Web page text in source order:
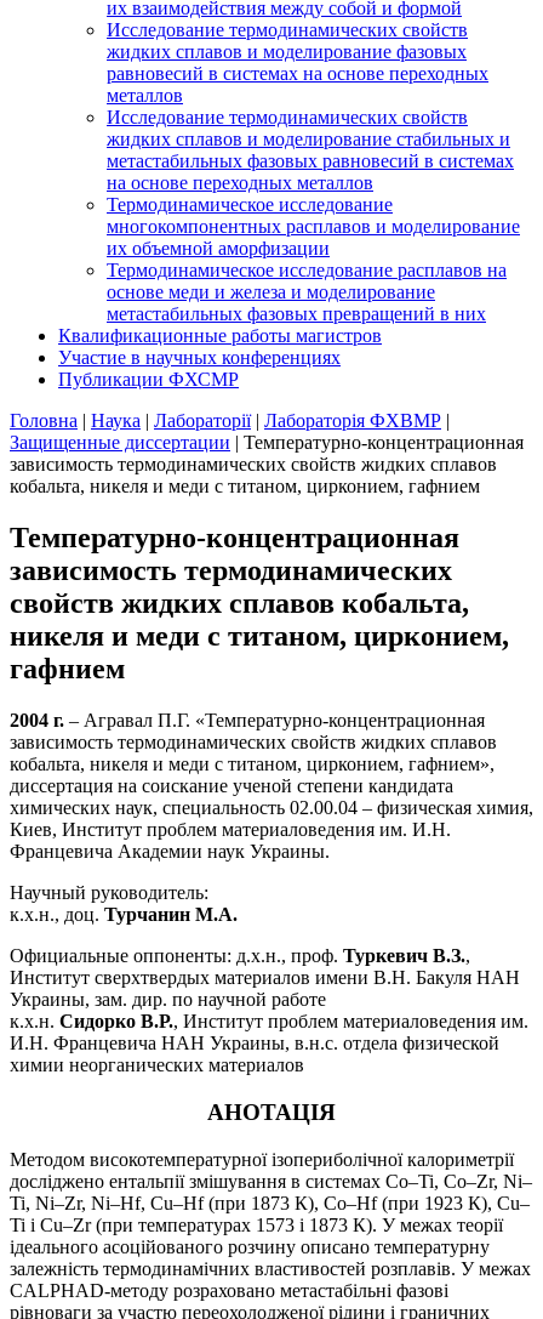
их взаимодействия между собой и формой
Исследование термодинамических свойств
жидких сплавов и моделирование фазовых
равновесий в системах на основе переходных
металлов
Исследование термодинамических свойств
жидких сплавов и моделирование стабильных и
метастабильных фазовых равновесий в системах
на основе переходных металлов
Термодинамическое исследование
многокомпонентных расплавов и моделирование
их объемной аморфизации
Термодинамическое исследование расплавов на
основе меди и железа и моделирование
метастабильных фазовых превращений в них
Квалификационные работы магистров
Участие в научных конференциях
Публикации ФХСМР
Головна | Наука | Лабораторії| Лабораторія ФХВМР |
Защищенные диссертации | Температурно-концентрационная
зависимость термодинамических свойств жидких сплавов
кобальта, никеля и меди с титаном, цирконием, гафнием
Температурно-концентрационная
зависимость термодинамических
свойств жидких сплавов кобальта,
никеля и меди с титаном, цирконием,
гафнием
2004 г. – Агравал П.Г. «Температурно-концентрационная
зависимость термодинамических свойств жидких сплавов
кобальта, никеля и меди с титаном, цирконием, гафнием»,
диссертация на соискание ученой степени кандидата
химических наук, специальность 02.00.04 – физическая химия,
Киев, Институт проблем материаловедения им. И.Н.
Францевича Академии наук Украины.
Научный руководитель:
к.х.н., доц. Турчанин М.А.
Официальные оппоненты: д.х.н., проф. Туркевич В.З.,
Институт сверхтвердых материалов имени В.Н. Бакуля НАН
Украины, зам. дир. по научной работе
к.х.н. Сидорко В.Р., Институт проблем материаловедения им.
И.Н. Францевича НАН Украины, в.н.с. отдела физической
химии неорганических материалов
АНОТАЦІЯ
Методом високотемпературної ізопериболічної калориметрії
досліджено ентальпії змішування в системах Co–Ti, Co–Zr, Ni–
Ti, Ni–Zr, Ni–Hf, Cu–Hf (при 1873 К), Co–Hf (при 1923 К), Cu–
Ti і Cu–Zr (при температурах 1573 і 1873 К). У межах теорії
ідеального асоційованого розчину описано температурну
залежність термодинамічних властивостей розплавів. У межах
CALPHAD-методу розраховано метастабільні фазові
рівноваги за участю переохолодженої рідини і граничних